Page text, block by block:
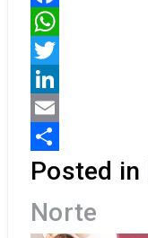
Facebook
WhatsApp
Twitter
LinkedIn
Email
Share
Posted in
Norte